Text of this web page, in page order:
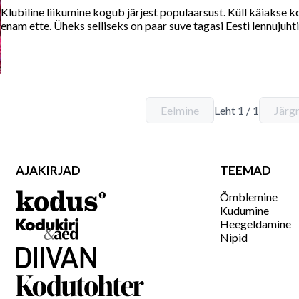
Klubiline liikumine kogub järjest populaarsust. Küll käiakse
enam ette. Üheks selliseks on paar suve tagasi Eesti
Eelmine Leht 1 / 1
AJAKIRJAD TEEMAD
Õmblemine
Kudumine
Heegeldamine
Nipid